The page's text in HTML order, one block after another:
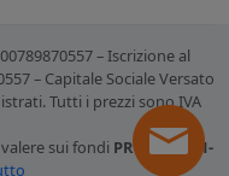
– Iscrizione al
– Capitale Sociale Versato
Tutti i prezzi sono IVA
sui fondi PR FESR 2021-